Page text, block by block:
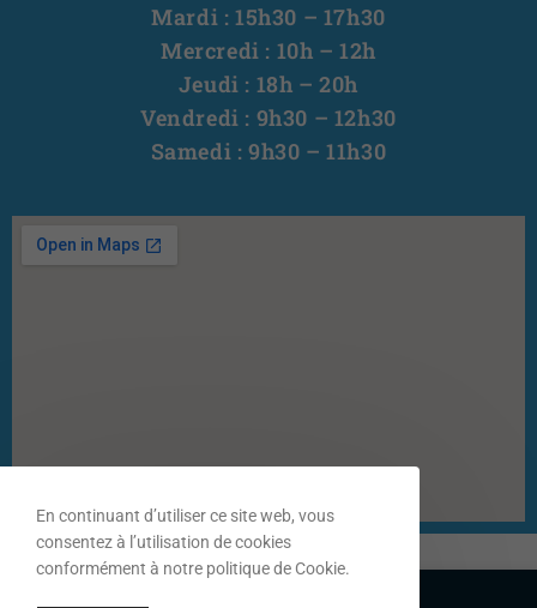
Mardi : 15h30 – 17h30
Mercredi : 10h – 12h
Jeudi : 18h – 20h
Vendredi : 9h30 – 12h30
Samedi : 9h30 – 11h30
En continuant d’utiliser ce site web, vous
consentez à l’utilisation de cookies
conformément à notre politique de Cookie.